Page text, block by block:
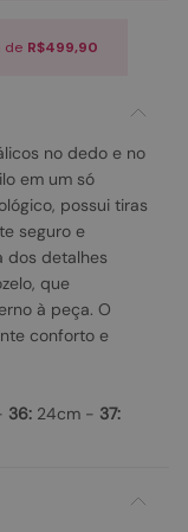
de R$499,90
no dedo e no
em um só
possui tiras
seguro e
dos detalhes
que
à peça. O
conforto e
36: 24cm - 37: